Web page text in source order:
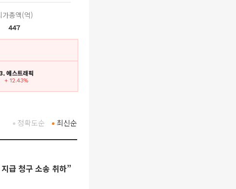
가총액(억)
447
3. 에스트래픽
+ 12.43%
최신순
정확도순
급 청구 소송 취하”